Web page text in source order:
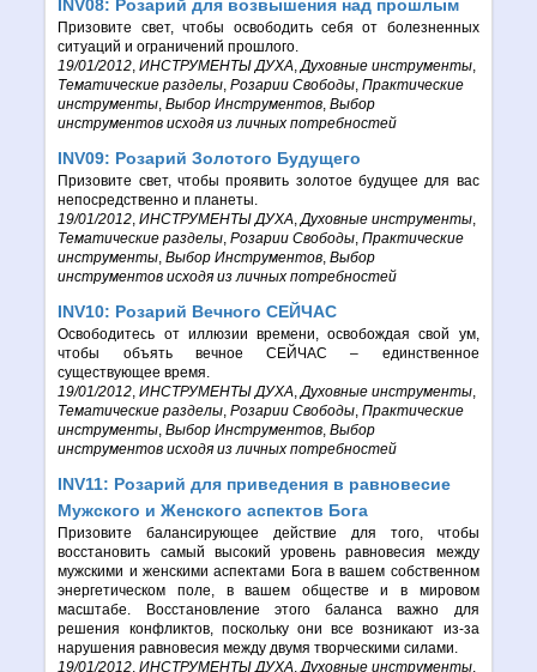
INV08: Розарий для возвышения над прошлым
Призовите свет, чтобы освободить себя от болезненных
ситуаций и ограничений прошлого.
19/01/2012 ,ИНСТРУМЕНТЫ ДУХА ,Духовные инструменты
Тематические разделы ,Розарии Свободы ,Практические
инструменты ,Выбор Инструментов ,Выбор
инструментов исходя из личных потребностей
INV09: Розарий Золотого Будущего
Призовите свет, чтобы проявить золотое будущее для вас
непосредственно и планеты.
19/01/2012 ,ИНСТРУМЕНТЫ ДУХА ,Духовные инструменты
Тематические разделы ,Розарии Свободы ,Практические
инструменты ,Выбор Инструментов ,Выбор
инструментов исходя из личных потребностей
INV10: Розарий Вечного СЕЙЧАС
Освободитесь от иллюзии времени, освобождая свой ум,
чтобы объять вечное СЕЙЧАС – единственное
существующее время.
19/01/2012 ,ИНСТРУМЕНТЫ ДУХА ,Духовные инструменты
Тематические разделы ,Розарии Свободы ,Практические
инструменты ,Выбор Инструментов ,Выбор
инструментов исходя из личных потребностей
INV11: Розарий для приведения в равновесие
Мужского и Женского аспектов Бога
Призовите балансирующее действие для того, чтобы
восстановить самый высокий уровень равновесия между
мужскими и женскими аспектами Бога в вашем собственном
энергетическом поле, в вашем обществе и в мировом
масштабе. Восстановление этого баланса важно для
решения конфликтов, поскольку они все возникают из-за
нарушения равновесия между двумя творческими силами.
19/01/2012 ,ИНСТРУМЕНТЫ ДУХА ,Духовные инструменты